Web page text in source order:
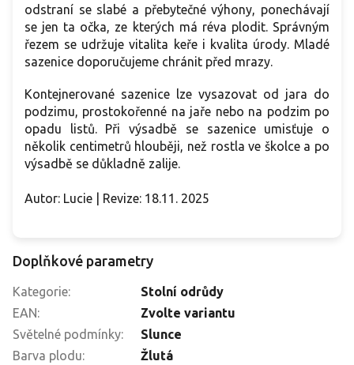
odstraní se slabé a přebytečné výhony, ponechávají
se jen ta očka, ze kterých má réva plodit. Správným
řezem se udržuje vitalita keře i kvalita úrody. Mladé
sazenice doporučujeme chránit před mrazy.
Kontejnerované sazenice lze vysazovat od jara do
podzimu, prostokořenné na jaře nebo na podzim po
opadu listů. Při výsadbě se sazenice umisťuje o
několik centimetrů hlouběji, než rostla ve školce a po
výsadbě se důkladně zalije.
Autor: Lucie | Revize: 18.11. 2025
Doplňkové parametry
Kategorie:
Stolní odrůdy
EAN:
Zvolte variantu
Světelné podmínky:
Slunce
Barva plodu:
Žlutá